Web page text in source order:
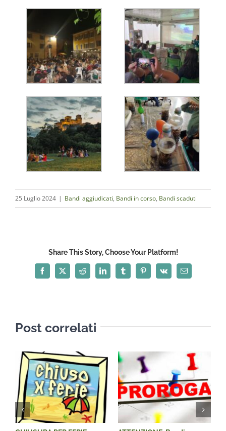
25 Luglio 2024 | Bandi aggiudicati, Bandi in corso, Bandi scaduti
Share This Story, Choose Your Platform!
Facebook
X Reddit LinkedInTumblrPinterest
Vk Email
Post correlati